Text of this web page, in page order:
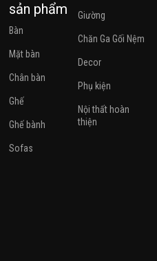
sản phẩm
Bàn
Mặt bàn
Chân bàn
Ghế
Ghế bành
Sofas
Giường
Chăn Ga Gối Nệm
Decor
Phụ kiện
Nội thất hoàn
thiện